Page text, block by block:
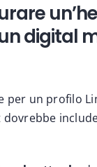
digital
per un profilo